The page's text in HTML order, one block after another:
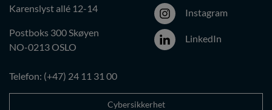
Karenslyst allé 12-14
Postboks 300 Skøyen
NO-0213 OSLO
Telefon: (+47) 24 11 31 00
Instagram
LinkedIn
Cybersikkerhet